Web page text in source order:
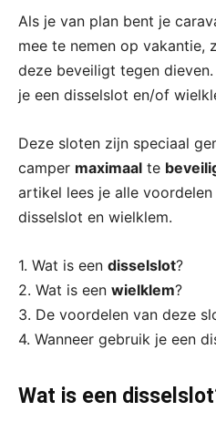
Als je van plan bent je
mee te nemen op vakantie,
deze beveiligt tegen
je een disselslot en/of
Deze sloten zijn speciaal
camper maximaal te
artikel lees je alle
disselslot en wielklem.
1. Wat is een disselslot?
2. Wat is een wielklem?
3. De voordelen van deze
4. Wanneer gebruik je een
Wat is een